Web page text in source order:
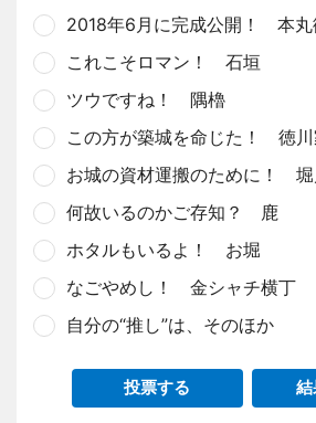
2018年6月に完成公開！ 本丸
これこそロマン！ 石垣
ツウですね！ 隅櫓
この方が築城を命じた！ 徳
お城の資材運搬のために！ 堀
何故いるのかご存知？ 鹿
ホタルもいるよ！ お堀
なごやめし！ 金シャチ横丁
自分の“推し”は、そのほか
投票する 結